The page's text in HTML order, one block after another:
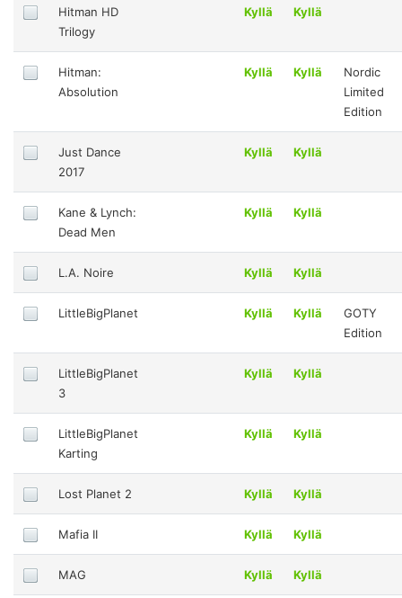
Hitman HD
Trilogy
Kyllä Kyllä
Hitman:
Absolution
Kyllä Kyllä
Nordic
Limited
Edition
Just Dance
2017
Kyllä Kyllä
Kane & Lynch:
Dead Men
Kyllä Kyllä
L.A. Noire Kyllä Kyllä
LittleBigPlanet Kyllä Kyllä
GOTY
Edition
LittleBigPlanet
3
Kyllä Kyllä
LittleBigPlanet
Karting
Kyllä Kyllä
Lost Planet 2 Kyllä Kyllä
Mafia II Kyllä Kyllä
MAG Kyllä Kyllä